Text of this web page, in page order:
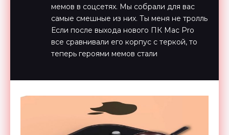
мемов в соцсетях. Мы собрали для вас
самые смешные из них. Ты меня не тролль
Если после выхода нового ПК Mac Pro
все сравнивали его корпус с теркой, то
теперь героями мемов стали